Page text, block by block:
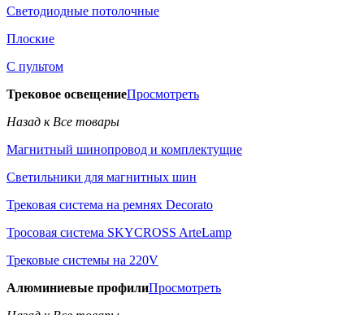
Светодиодные потолочные
Плоские
С пультом
Трековое освещениеПросмотреть
Назад к Все товары
Магнитный шинопровод и комплектущие
Светильники для магнитных шин
Трековая система на ремнях Decorato
Тросовая система SKYCROSS ArteLamp
Трековые системы на 220V
Алюминиевые профилиПросмотреть